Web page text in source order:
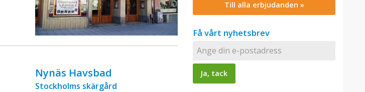
Nynäs Havsbad
Stockholms skärgård
Till alla erbjudanden »
Få vårt nyhetsbrev